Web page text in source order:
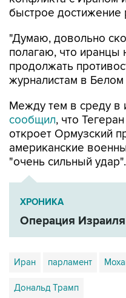
быстрое достижение
"Думаю, довольно
полагаю, что иранцы
продолжать
журналистам в
Между тем в среду в
сообщил, что
откроет Ормузский
американские
"очень сильный удар".
ХРОНИКА
Операция
Иран парламент
Дональд Трамп